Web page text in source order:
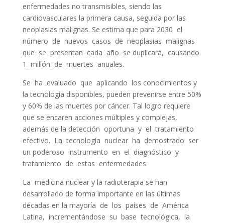
enfermedades no transmisibles, siendo las
cardiovasculares la primera causa, seguida por las
neoplasias malignas. Se estima que para 2030 el
número de nuevos casos de neoplasias malignas
que se presentan cada año se duplicará, causando
1 millón de muertes anuales.
Se ha evaluado que aplicando los conocimientos y
la tecnología disponibles, pueden prevenirse entre 50%
y 60% de las muertes por cáncer. Tal logro requiere
que se encaren acciones múltiples y complejas,
además de la detección oportuna y el tratamiento
efectivo. La tecnología nuclear ha demostrado ser
un poderoso instrumento en el diagnóstico y
tratamiento de estas enfermedades.
La medicina nuclear y la radioterapia se han
desarrollado de forma importante en las últimas
décadas en la mayoría de los países de América
Latina, incrementándose su base tecnológica, la